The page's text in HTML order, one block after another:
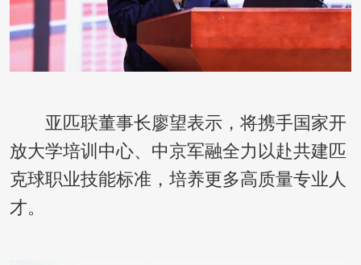
亚匹联董事长廖望表示，将携手国家开
放大学培训中心、中京军融全力以赴共建匹
克球职业技能标准，培养更多高质量专业人
才。